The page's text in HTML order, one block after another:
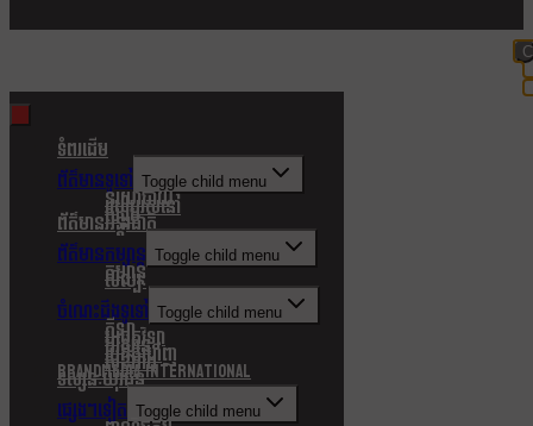
ទំពរដើម
ព័ត៌មានទូទៅ Toggle child menu
នយោបាយ
របៀបរស់នៅ
សង្គម
ព័ត៌មានអន្តរជាតិ
ព័ត៌មានកម្សាន្ត Toggle child menu
កម្សាន្ត
សិល្បៈ
ចំណេះដឹងទូទៅ Toggle child menu
កីឡា
បច្ចេកវិទ្យា
បរិស្ថាន
របកគំហើញ
សុខភាព
Brandmedia international
ទស្សនៈយុវជន
ផ្សេងៗទៀត Toggle child menu